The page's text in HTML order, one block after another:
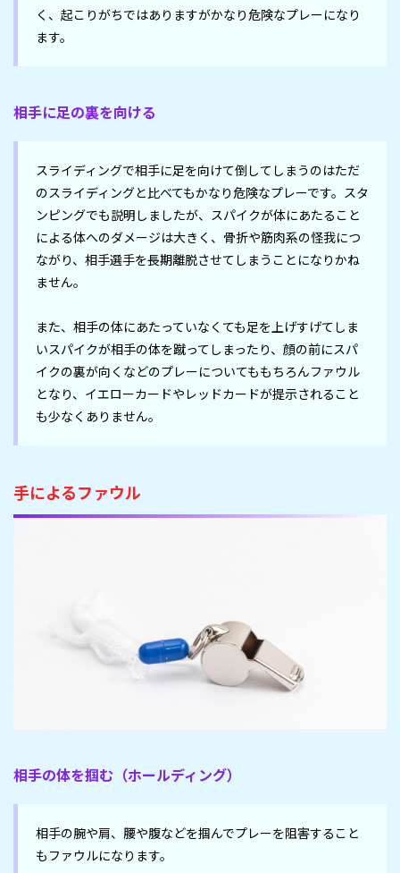
く、起こりがちではありますがかなり危険なプレーになり
ます。
相手に足の裏を向ける
スライディングで相手に足を向けて倒してしまうのはただ
のスライディングと比べてもかなり危険なプレーです。スタ
ンピングでも説明しましたが、スパイクが体にあたること
による体へのダメージは大きく、骨折や筋肉系の怪我につ
ながり、相手選手を長期離脱させてしまうことになりかね
ません。
また、相手の体にあたっていなくても足を上げすげてしま
いスパイクが相手の体を蹴ってしまったり、顔の前にスパ
イクの裏が向くなどのプレーについてももちろんファウル
となり、イエローカードやレッドカードが提示されること
も少なくありません。
手によるファウル
相手の体を掴む（ホールディング）
相手の腕や肩、腰や腹などを掴んでプレーを阻害すること
もファウルになります。